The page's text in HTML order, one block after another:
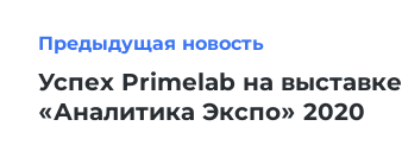
Предыдущая новость
Успех Primelab на выставке
«Аналитика Экспо» 2020